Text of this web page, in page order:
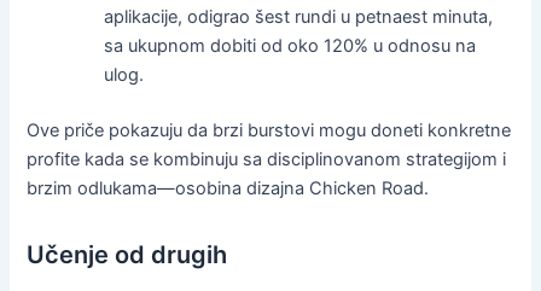
aplikacije, odigrao šest rundi u petnaest minuta,
sa ukupnom dobiti od oko 120% u odnosu na
ulog.
Ove priče pokazuju da brzi burstovi mogu doneti konkretne
profite kada se kombinuju sa disciplinovanom strategijom i
brzim odlukama—osobina dizajna Chicken Road.
Učenje od drugih